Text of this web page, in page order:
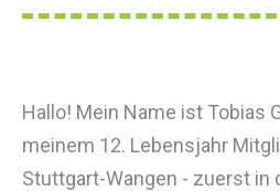
Hallo! Mein Name ist Tobias
meinem 12. Lebensjahr
Stuttgart-Wangen - zuerst in